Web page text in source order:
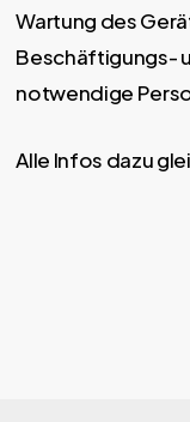
Wartung des
Beschäftigungs-
notwendige
Alle Infos dazu